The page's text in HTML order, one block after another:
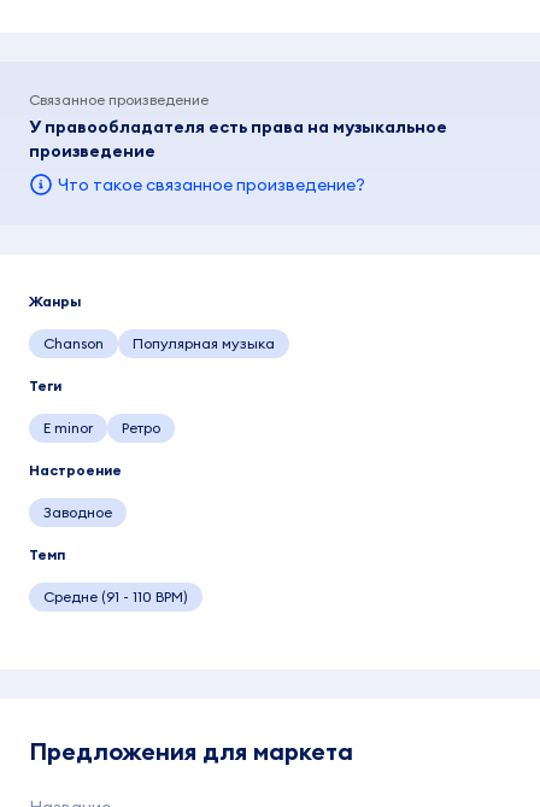
Связанное произведение
У правообладателя есть права на музыкальное
произведение
Что такое связанное произведение?
Жанры
Chanson Популярная музыка
Теги
E minor Ретро
Настроение
Заводное
Темп
Средне (91 - 110 BPM)
Предложения для маркета